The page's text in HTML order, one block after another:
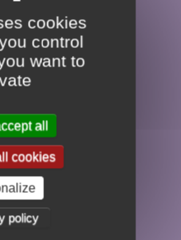
cookies
control
want to
all
cookies
policy